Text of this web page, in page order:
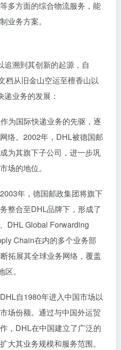
多方面的综合物流服务，能
业务方案。
追溯到其创新的起源，自
档从旧金山空运至檀香山以
业务的发展：
作为国际快递业务的先驱，逐
络。2002年，DHL被德国邮
为其旗下子公司，进一步巩
场的地位。
2003年，德国邮政集团将旗下
整合至DHL品牌下，形成了
DHL Global Forwarding
Chain在内的多个业务部
拓展其全球业务网络，覆盖
。
DHL自1980年进入中国市场以
场份额。通过与中国外运贸
，DHL在中国建立了广泛的
大其业务规模和服务范围。